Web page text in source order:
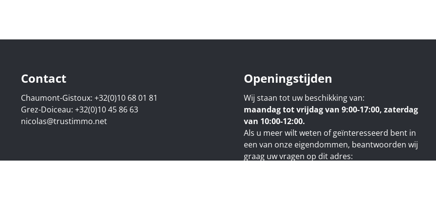
Contact
Chaumont-Gistoux: +32(0)10 68 01 81
Grez-Doiceau: +32(0)10 45 86 63
nicolas@trustimmo.net
Openingstijden
Wij staan tot uw beschikking van:
maandag tot vrijdag van 9:00-17:00, zaterdag
van 10:00-12:00.
Als u meer wilt weten of geïnteresseerd bent in
een van onze eigendommen, beantwoorden wij
graag uw vragen op dit adres: